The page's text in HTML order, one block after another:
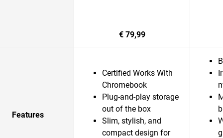
€ 79,99
Features
Certified Works With
Chromebook
Plug-and-play storage
out of the box
Slim, stylish, and
compact design for